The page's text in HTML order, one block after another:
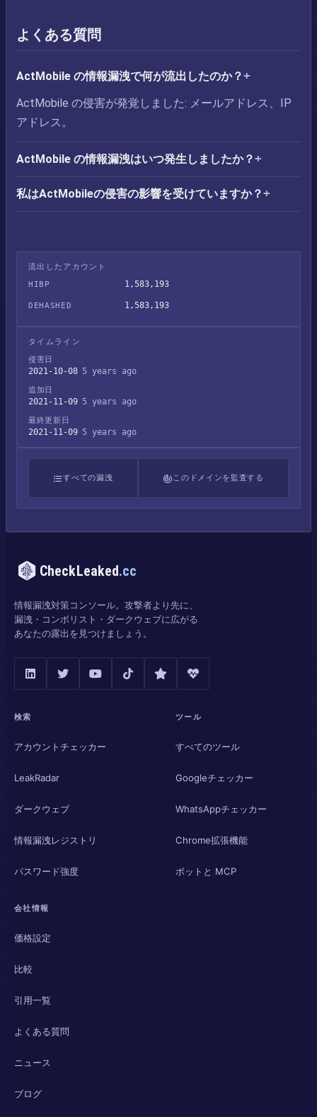
よくある質問
ActMobile の情報漏洩で何が流出したのか？
ActMobile の侵害が発覚しました: メールアドレス、IP
アドレス。
ActMobile の情報漏洩はいつ発生しましたか？
私はActMobileの侵害の影響を受けていますか？
流出したアカウント
HIBP
1,583,193
DEHASHED 1,583,193
タイムライン
侵害日
2021-10-08 5 years ago
追加日
2021-11-09 5 years ago
最終更新日
2021-11-09 5 years ago
すべての漏洩 このドメインを監査する
CheckLeaked.cc
情報漏洩対策コンソール。攻撃者より先に、
漏洩・コンボリスト・ダークウェブに広がる
あなたの露出を見つけましょう。
検索
アカウントチェッカー
LeakRadar
ダークウェブ
情報漏洩レジストリ
パスワード強度
ツール
すべてのツール
Googleチェッカー
WhatsAppチェッカー
Chrome拡張機能
ボットと MCP
会社情報
価格設定
比較
引用一覧
よくある質問
ニュース
ブログ